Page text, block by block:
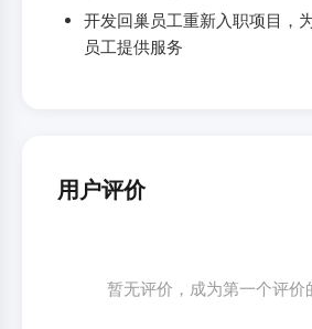
开发回巢员工重新入职项目，
员工提供服务
用户评价
暂无评价，成为第一个评价